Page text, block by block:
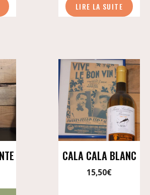
LIRE LA SUITE
CALA CALA BLANC
15,50€